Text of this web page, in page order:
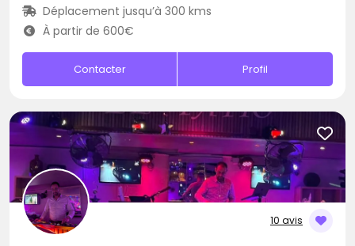
Déplacement jusqu’à 300 kms
À partir de 600€
Contacter Profil
10 avis